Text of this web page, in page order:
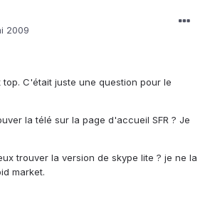
2009
C'était juste une question pour le
la télé sur la page d'accueil SFR ? Je
trouver la version de skype lite ? je ne la
market.